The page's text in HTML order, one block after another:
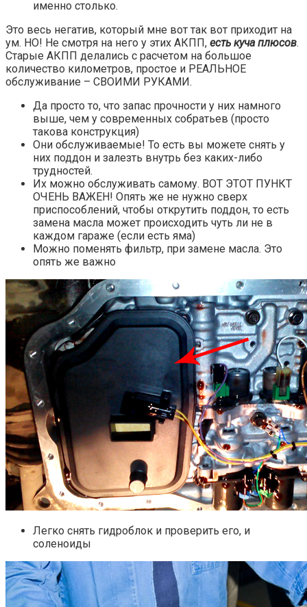
именно столько.
Это весь негатив, который мне вот так вот приходит на
ум. НО! Не смотря на него у этих АКПП, есть куча плюсов.
Старые АКПП делались с расчетом на большое
количество километров, простое и РЕАЛЬНОЕ
обслуживание – СВОИМИ РУКАМИ.
Да просто то, что запас прочности у них намного
выше, чем у современных собратьев (просто
такова конструкция)
Они обслуживаемые! То есть вы можете снять у
них поддон и залезть внутрь без каких-либо
трудностей.
Их можно обслуживать самому. ВОТ ЭТОТ ПУНКТ
ОЧЕНЬ ВАЖЕН! Опять же не нужно сверх
приспособлений, чтобы открутить поддон, то есть
замена масла может происходить чуть ли не в
каждом гараже (если есть яма)
Можно поменять фильтр, при замене масла. Это
опять же важно
Легко снять гидроблок и проверить его, и
соленоиды